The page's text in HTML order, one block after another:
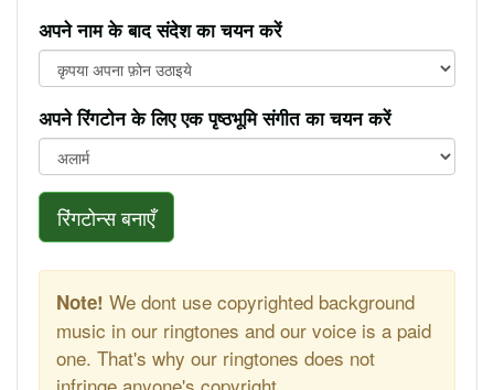
अपने नाम के बाद संदेश का चयन करें
अपने रिंगटोन के लिए एक पृष्ठभूमि संगीत का चयन करें
रिंगटोन्स बनाएँ
Note! We dont use copyrighted background
music in our ringtones and our voice is a paid
one. That's why our ringtones does not
infringe anyone's copyright.